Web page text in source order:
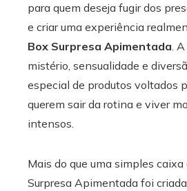
para quem deseja fugir dos
e criar uma experiência
Box Surpresa Apimentada.
mistério, sensualidade e
especial de produtos voltados
querem sair da rotina e viver
intensos.
Mais do que uma simples
Surpresa Apimentada foi